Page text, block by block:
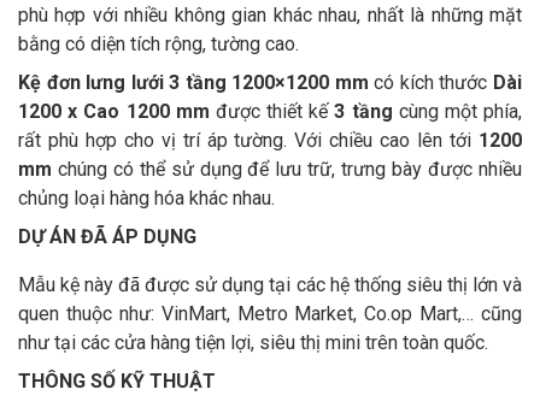
phù hợp với nhiều không gian khác nhau, nhất là những mặt
bằng có diện tích rộng, tường cao.
Kệ đơn lưng lưới 3 tầng 1200×1200 mmcó kích thước Dài
1200 x Cao 1200 mm được thiết kế3 tầng cùng một phía,
rất phù hợp cho vị trí áp tường. Với chiều cao lên tới 1200
mm chúng có thể sử dụng để lưu trữ, trưng bày được nhiều
chủng loại hàng hóa khác nhau.
DỰ ÁN ĐÃ ÁP DỤNG
Mẫu kệ này đã được sử dụng tại các hệ thống siêu thị lớn và
quen thuộc như: VinMart, Metro Market, Co.op Mart,… cũng
như tại các cửa hàng tiện lợi, siêu thị mini trên toàn quốc.
THÔNG SỐ KỸ THUẬT